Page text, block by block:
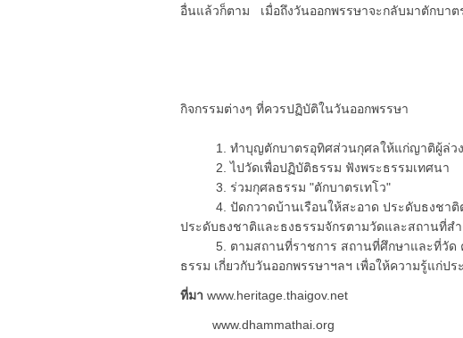
อื่นแล้วก็ตาม เมื่อถึงวันออกพรรษาจะกลับมาตักบาต
กิจกรรมต่างๆ ที่ควรปฏิบัติในวันออกพรรษา
1. ทำบุญตักบาตรอุทิศส่วนกุศลให้แก่ญาติผู้ล่ว
2. ไปวัดเพื่อปฏิบัติธรรม ฟังพระธรรมเทศนา
3. ร่วมกุศลธรรม "ตักบาตรเทโว"
4. ปัดกวาดบ้านเรือนให้สะอาด ประดับธงชาติต
ประดับธงชาติและธงธรรมจักรตามวัดและสถานที่ส
5. ตามสถานที่ราชการ สถานที่ศึกษาและที่วัด ค
ธรรม เกี่ยวกับวันออกพรรษาฯลฯ เพื่อให้ความรู้แก่ป
ที่มา www.heritage.thaigov.net
www.dhammathai.org